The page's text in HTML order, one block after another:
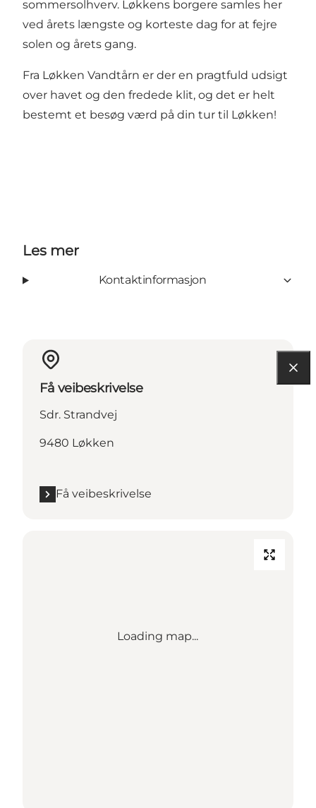
sommersolhverv. Løkkens borgere samles her
ved årets længste og korteste dag for at fejre
solen og årets gang.
Fra Løkken Vandtårn er der en pragtfuld udsigt
over havet og den fredede klit, og det er helt
bestemt et besøg værd på din tur til Løkken!
Les mer
Kontaktinformasjon
Få veibeskrivelse
Sdr. Strandvej
9480 Løkken
Få veibeskrivelse
Loading map...